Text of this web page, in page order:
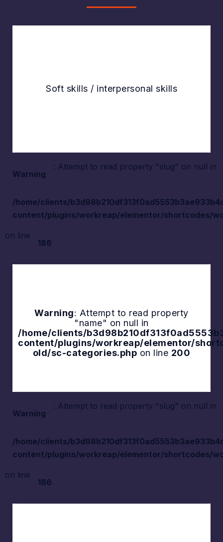
Soft skills / interpersonal skills
Explore
Warning
: Attempt to read property "slug" on null in
/home/clients/
content/plugins/workreap/elementor/shortcodes/
on line
186
Warning: Attempt to read property
"name" on null in
/home/clients/
content/plugins/workreap/elementor/
old/sc-categories.php on line 200
Explore
Warning
: Attempt to read property "slug" on null in
/home/clients/
content/plugins/workreap/elementor/shortcodes/
on line
186